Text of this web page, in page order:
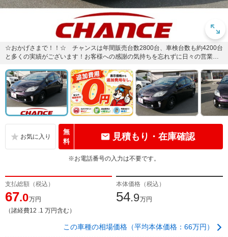
☆おかげさまで！！☆ チャンスは年間販売台数2800台、車検台数も約4200台
と多くの実績がございます！お客様への感謝の気持ちを忘れずに日々の営業活
無
料
見積もり・在庫確認
※お電話番号の入力は不要です。
支払総額（税込）
67.0万円
（諸経費12 .1 万円含む）
本体価格（税込）
54.9万円
この車種の相場価格（平均本体価格：66万円）